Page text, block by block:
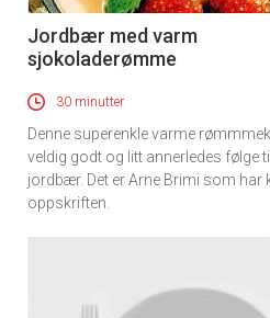
Jordbær med varm
sjokoladerømme
30 minutter
Denne superenkle varme
veldig godt og litt annerledes følge
jordbær. Det er Arne Brimi som har
oppskriften.